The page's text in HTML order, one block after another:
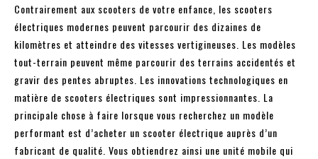
Contrairement aux scooters de votre enfance, les scooters
électriques modernes peuvent parcourir des dizaines de
kilomètres et atteindre des vitesses vertigineuses. Les modèles
tout-terrain peuvent même parcourir des terrains accidentés et
gravir des pentes abruptes. Les innovations technologiques en
matière de scooters électriques sont impressionnantes. La
principale chose à faire lorsque vous recherchez un modèle
performant est d’acheter un scooter électrique auprès d’un
fabricant de qualité. Vous obtiendrez ainsi une unité mobile qui